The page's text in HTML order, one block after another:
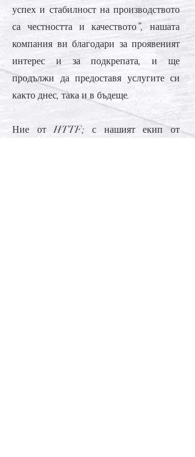
успех и стабилност на производството
са честността и качеството”, нашата
компания ви благодари за проявеният
интерес и за подкрепата, и ще
продължи да предоставя услугите си
както днес, така и в бъдеще.
Ние от HTTF; с нашият екип от